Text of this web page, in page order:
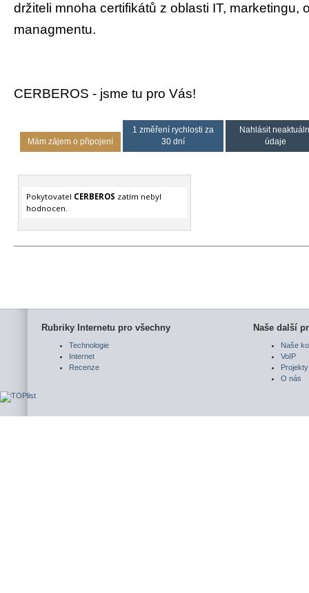
držiteli mnoha certifikátů z oblasti IT, marketingu,
managmentu.
CERBEROS - jsme tu pro Vás!
Mám zájem o připojení
1 změření rychlosti za
30 dní
Nahlásit
údaje
Pokytovatel CERBEROS zatím nebyl
hodnocen.
Rubriky Internetu pro všechny
Technologie
Internet
Recenze
Naše další
Naše
VoIP
Projekty
O nás